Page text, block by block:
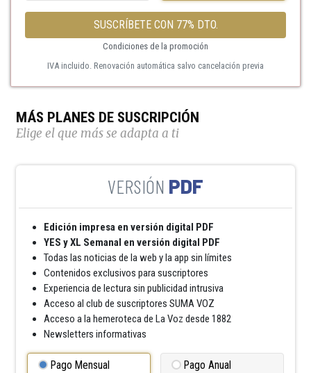
SUSCRÍBETE CON 77% DTO.
Condiciones de la promoción
IVA incluido. Renovación automática salvo cancelación previa
MÁS PLANES DE SUSCRIPCIÓN
Elige el que más se adapta a ti
PDF
Edición impresa en versión digital PDF
YES y XL Semanal en versión digital PDF
Todas las noticias de la web y la app sin límites
Contenidos exclusivos para suscriptores
Experiencia de lectura sin publicidad intrusiva
Acceso al club de suscriptores SUMA VOZ
Acceso a la hemeroteca de La Voz desde 1882
Newsletters informativas
Pago Mensual Pago Anual